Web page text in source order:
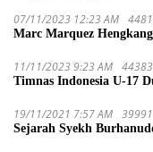
07/11/2023 12:23 AM
Marc Marquez
11/11/2023 9:23 AM
Timnas Indonesia U-17
19/11/2021 7:57 AM
Sejarah Syekh